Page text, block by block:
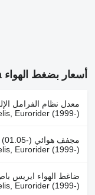
أسعار بضغط الهواء Irisbus Karosa
Eurorider (1999-)
Eurorider (1999-)
Eurorider (1999-)